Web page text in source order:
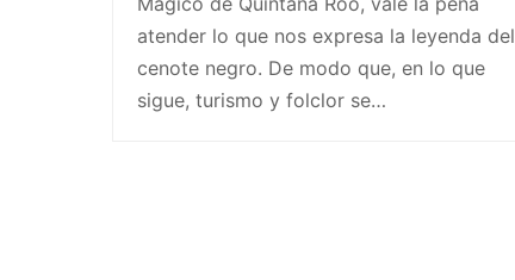
atender lo que nos expresa la leyenda del
cenote negro. De modo que, en lo que
sigue, turismo y folclor se…